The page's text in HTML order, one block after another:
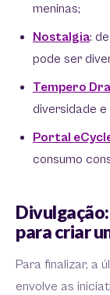
meninas;
Nostalgia:
pode ser
Tempero
diversidade e
Portal
consumo
para criar
Para finalizar, a
envolve as